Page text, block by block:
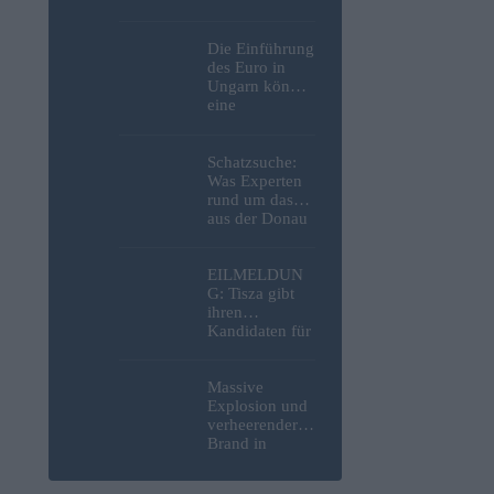
weniger Jahre
mit einem
Angriff auf die
Probe stellen
Die Einführung
des Euro in
Ungarn könnte
eine
keit im
Anleihebereich
schaffen, so
ein Analyst
Schatzsuche:
Was Experten
rund um das
aus der Donau
deutsche
Motorrad
gefunden
haben – Fotos
EILMELDUN
G: Tisza gibt
ihren
Kandidaten für
ungarischen
Präsidenten
bekannt
Massive
Explosion und
verheerender
Brand in
wichtiger